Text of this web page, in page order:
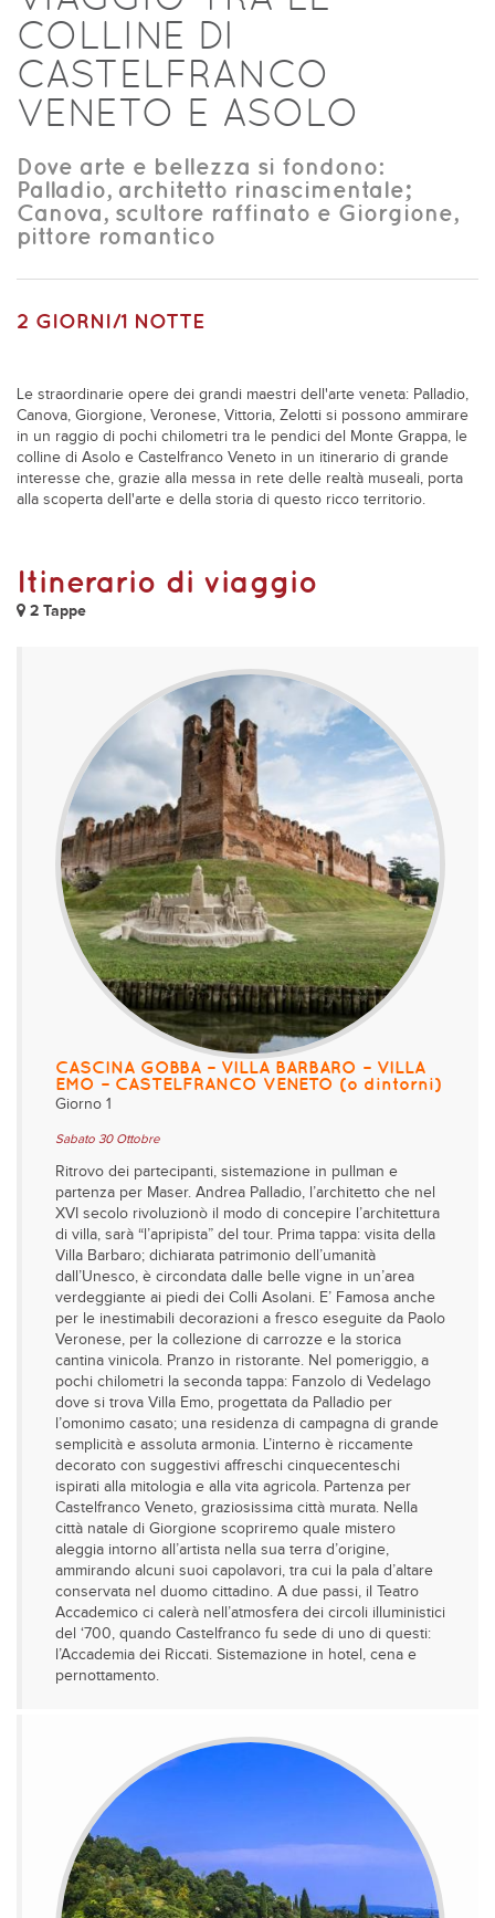
COLLINE DI
CASTELFRANCO
VENETO E ASOLO
Dove arte e bellezza si fondono:
Palladio, architetto rinascimentale;
Canova, scultore raffinato e Giorgione,
pittore romantico
2 GIORNI/1 NOTTE
Le straordinarie opere dei grandi maestri dell'arte veneta: Palladio,
Canova, Giorgione, Veronese, Vittoria, Zelotti si possono ammirare
in un raggio di pochi chilometri tra le pendici del Monte Grappa, le
colline di Asolo e Castelfranco Veneto in un itinerario di grande
interesse che, grazie alla messa in rete delle realtà museali, porta
alla scoperta dell'arte e della storia di questo ricco territorio.
Itinerario di viaggio
2 Tappe
CASCINA GOBBA – VILLA BARBARO – VILLA
EMO – CASTELFRANCO VENETO (o dintorni)
Giorno 1
Sabato 30 Ottobre
Ritrovo dei partecipanti, sistemazione in pullman e
partenza per Maser. Andrea Palladio, l’architetto che nel
XVI secolo rivoluzionò il modo di concepire l’architettura
di villa, sarà “l’apripista” del tour. Prima tappa: visita della
Villa Barbaro; dichiarata patrimonio dell’umanità
dall’Unesco, è circondata dalle belle vigne in un’area
verdeggiante ai piedi dei Colli Asolani. E’ Famosa anche
per le inestimabili decorazioni a fresco eseguite da Paolo
Veronese, per la collezione di carrozze e la storica
cantina vinicola. Pranzo in ristorante. Nel pomeriggio, a
pochi chilometri la seconda tappa: Fanzolo di Vedelago
dove si trova Villa Emo, progettata da Palladio per
l’omonimo casato; una residenza di campagna di grande
semplicità e assoluta armonia. L’interno è riccamente
decorato con suggestivi affreschi cinquecenteschi
ispirati alla mitologia e alla vita agricola. Partenza per
Castelfranco Veneto, graziosissima città murata. Nella
città natale di Giorgione scopriremo quale mistero
aleggia intorno all’artista nella sua terra d’origine,
ammirando alcuni suoi capolavori, tra cui la pala d’altare
conservata nel duomo cittadino. A due passi, il Teatro
Accademico ci calerà nell’atmosfera dei circoli illuministici
del ‘700, quando Castelfranco fu sede di uno di questi:
l’Accademia dei Riccati. Sistemazione in hotel, cena e
pernottamento.